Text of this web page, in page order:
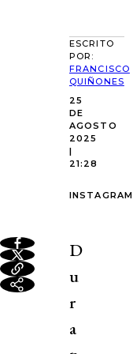
ESCRITO
POR:
FRANCISCO
QUIÑONES
25
DE
AGOSTO
2025
|
21:28
INSTAGRAM
D
u
r
a